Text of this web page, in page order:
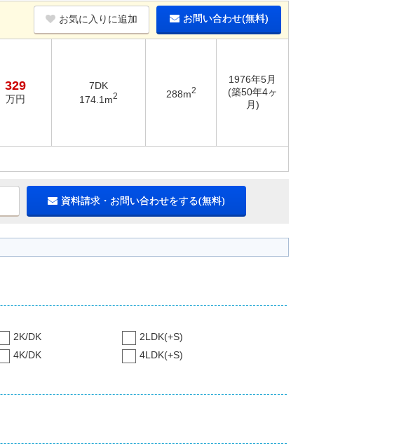
お気に入りに追加 お問い合わせ(無料)
329
万円
7DK
174.1m2 288m2
1976年5月
(築50年4ヶ
月)
資料請求・お問い合わせをする(無料)
2K/DK
2LDK(+S)
4K/DK
4LDK(+S)